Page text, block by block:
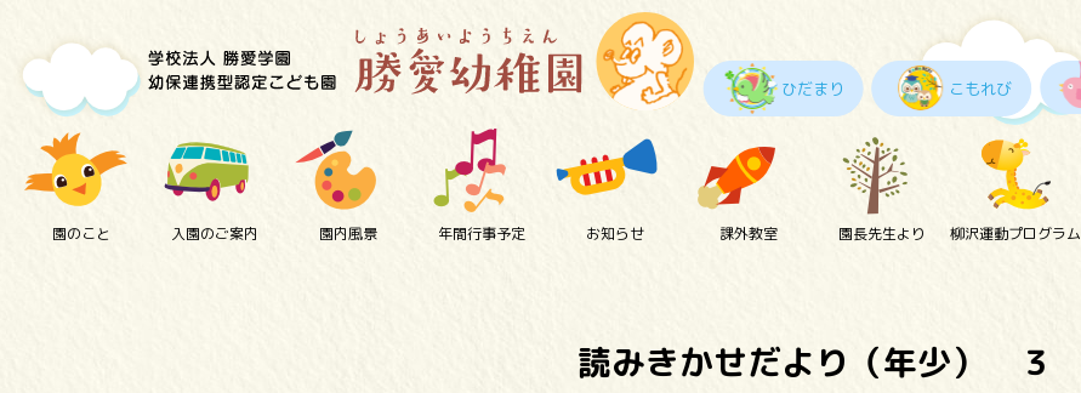
ひだまり こもれび
園のこと 入園のご案内 園内風景 年間行事予定 お知らせ 課外教室 園長先生より 柳沢運動プログラム
読みきかせだより（年少） ３